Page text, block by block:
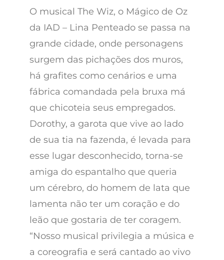
O musical The Wiz, o Mágico de Oz
da IAD – Lina Penteado se passa na
grande cidade, onde personagens
surgem das pichações dos muros,
há grafites como cenários e uma
fábrica comandada pela bruxa má
que chicoteia seus empregados.
Dorothy, a garota que vive ao lado
de sua tia na fazenda, é levada para
esse lugar desconhecido, torna-se
amiga do espantalho que queria
um cérebro, do homem de lata que
lamenta não ter um coração e do
leão que gostaria de ter coragem.
“Nosso musical privilegia a música e
a coreografia e será cantado ao vivo